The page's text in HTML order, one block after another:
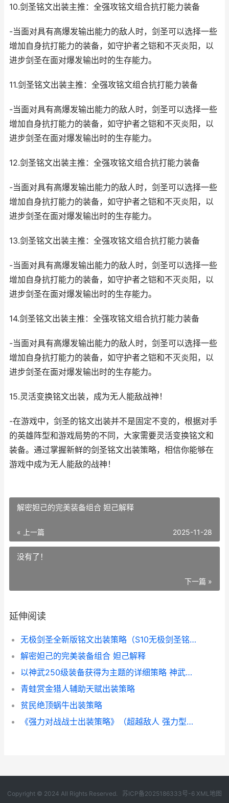
10.剑圣铭文出装主推：全强攻铭文组合抗打能力装备
-当面对具有高爆发输出能力的敌人时，剑圣可以选择一些
增加自身抗打能力的装备，如守护者之铠和不灭炎阳，以
进步剑圣在面对爆发输出时的生存能力。
11.剑圣铭文出装主推：全强攻铭文组合抗打能力装备
-当面对具有高爆发输出能力的敌人时，剑圣可以选择一些
增加自身抗打能力的装备，如守护者之铠和不灭炎阳，以
进步剑圣在面对爆发输出时的生存能力。
12.剑圣铭文出装主推：全强攻铭文组合抗打能力装备
-当面对具有高爆发输出能力的敌人时，剑圣可以选择一些
增加自身抗打能力的装备，如守护者之铠和不灭炎阳，以
进步剑圣在面对爆发输出时的生存能力。
13.剑圣铭文出装主推：全强攻铭文组合抗打能力装备
-当面对具有高爆发输出能力的敌人时，剑圣可以选择一些
增加自身抗打能力的装备，如守护者之铠和不灭炎阳，以
进步剑圣在面对爆发输出时的生存能力。
14.剑圣铭文出装主推：全强攻铭文组合抗打能力装备
-当面对具有高爆发输出能力的敌人时，剑圣可以选择一些
增加自身抗打能力的装备，如守护者之铠和不灭炎阳，以
进步剑圣在面对爆发输出时的生存能力。
15.灵活变换铭文出装，成为无人能敌战神！
-在游戏中，剑圣的铭文出装并不是固定不变的，根据对手
的英雄阵型和游戏局势的不同，大家需要灵活变换铭文和
装备。通过掌握新鲜的剑圣铭文出装策略，相信你能够在
游戏中成为无人能敌的战神！
解密妲己的完美装备组合 妲己解释
« 上一篇 2025-11-28
没有了！
下一篇 »
延伸阅读
无极剑圣全新版铭文出装策略（S10无极剑圣铭文出装策略 无极剑圣全新版下载
解密妲己的完美装备组合 妲己解释
以神武250级装备获得为主题的详细策略 神武装备打造攻略
青蛙赏金猎人辅助天赋出装策略
贫民绝顶蜗牛出装策略
《强力对战战士出装策略》（超越敌人 强力型战斗队成员
Copyright © 2024 All Rights Reserved. 苏ICP备2025186333号-6 XML地图